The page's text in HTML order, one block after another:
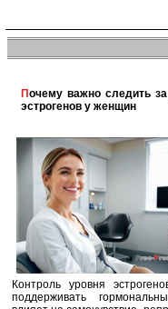
Почему важно следить за уровнем
эстрогенов у женщин
Контроль уровня
поддерживать